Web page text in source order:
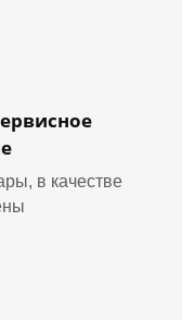
в качестве